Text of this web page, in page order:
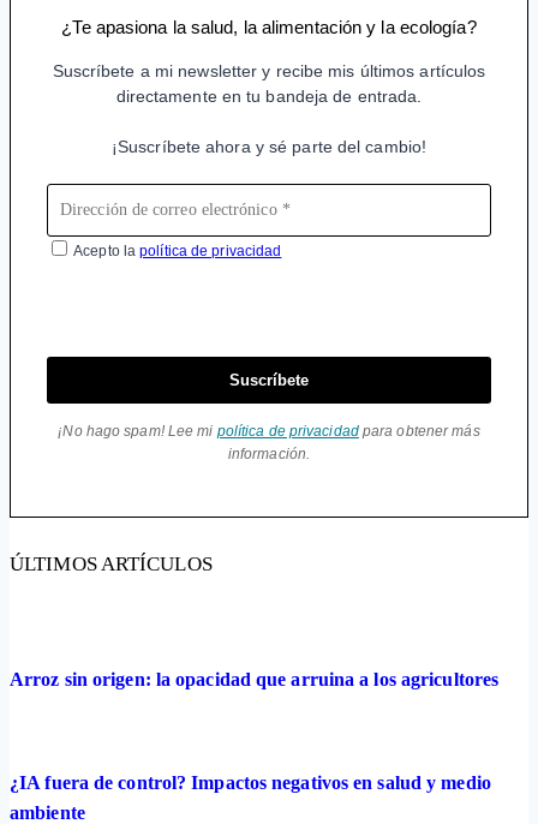
¿Te apasiona la salud, la alimentación y la ecología?
Suscríbete a mi newsletter y recibe mis últimos artículos
directamente en tu bandeja de entrada.
¡Suscríbete ahora y sé parte del cambio!
Acepto lapolítica de privacidad
Suscríbete
¡No hago spam! Lee mi política de privacidadpara obtener más
información.
ÚLTIMOS ARTÍCULOS
Arroz sin origen: la opacidad que arruina a los agricultores
¿IA fuera de control? Impactos negativos en salud y medio
ambiente